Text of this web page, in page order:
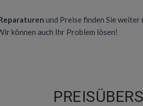
und Preise finden Sie
können auch Ihr Problem lösen!